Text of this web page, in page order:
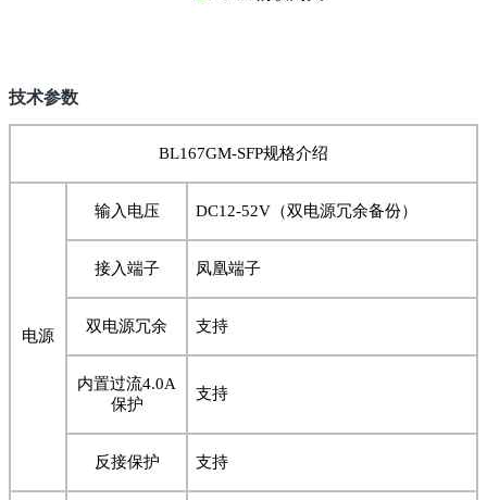
技术参数
BL167GM-SFP规格介绍
电源
输入电压 DC12-52V （双电源冗余备份）
接入端子 凤凰端子
双电源冗余 支持
内置过流4.0A
保护
支持
反接保护 支持